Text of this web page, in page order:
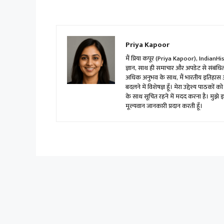
Priya Kapoor
मैं प्रिया कपूर (Priya Kapoor),
ज्ञान, साथ ही समाचार और अपडेट से संबंधित
अधिक अनुभव के साथ, मैं भारतीय
बदलने में विशेषज्ञ हूँ। मेरा उद्देश्य पाठकों
के साथ सूचित रहने में मदद करना है। मुझे
मूल्यवान जानकारी प्रदान करती हूँ।